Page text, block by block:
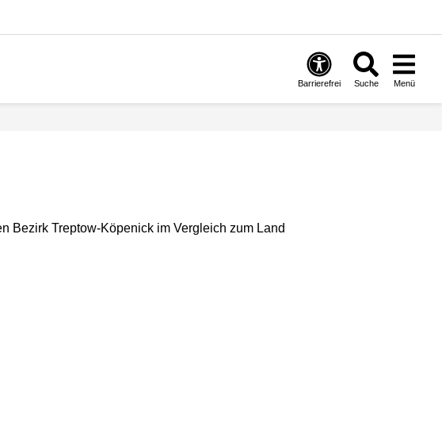
Barrierefrei Suche Menü
Bezirk Treptow-Köpenick im Vergleich zum Land